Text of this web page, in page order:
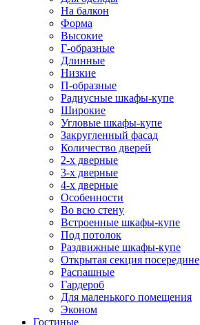
На балкон
Форма
Высокие
Г-образные
Длинные
Низкие
П-образные
Радиусные шкафы-купе
Широкие
Угловые шкафы-купе
Закругленный фасад
Количество дверей
2-х дверные
3-х дверные
4-х дверные
Особенности
Во всю стену
Встроенные шкафы-купе
Под потолок
Раздвижные шкафы-купе
Открытая секция посередине
Распашные
Гардероб
Для маленького помещения
Эконом
Гостиные